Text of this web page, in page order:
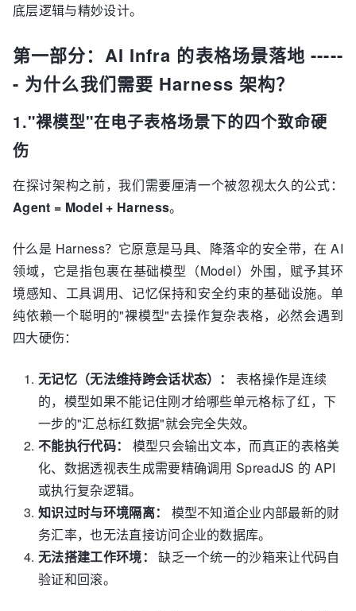
底层逻辑与精妙设计。
第一部分：AI Infra 的表格场景落地 -----
- 为什么我们需要 Harness 架构？
1."裸模型"在电子表格场景下的四个致命硬
伤
在探讨架构之前，我们需要厘清一个被忽视太久的公式：
Agent = Model + Harness。
什么是 Harness？它原意是马具、降落伞的安全带，在 AI
领域，它是指包裹在基础模型（Model）外围，赋予其环
境感知、工具调用、记忆保持和安全约束的基础设施。单
纯依赖一个聪明的"裸模型"去操作复杂表格，必然会遇到
四大硬伤：
无记忆（无法维持跨会话状态）：
表格操作是连续
的，模型如果不能记住刚才给哪些单元格标了红，下
一步的"汇总标红数据"就会完全失效。
不能执行代码：
模型只会输出文本，而真正的表格美
化、数据透视表生成需要精确调用 SpreadJS 的 API
或执行复杂逻辑。
知识过时与环境隔离：
模型不知道企业内部最新的财
务汇率，也无法直接访问企业的数据库。
无法搭建工作环境：
缺乏一个统一的沙箱来让代码自
验证和回滚。